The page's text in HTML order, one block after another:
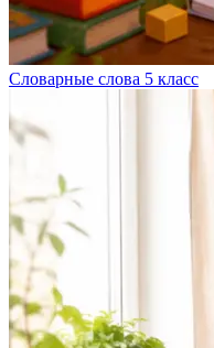
Словарные слова 5 класс